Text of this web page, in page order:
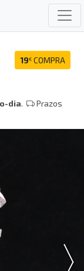
19€ COMPRA
dia.
Prazos